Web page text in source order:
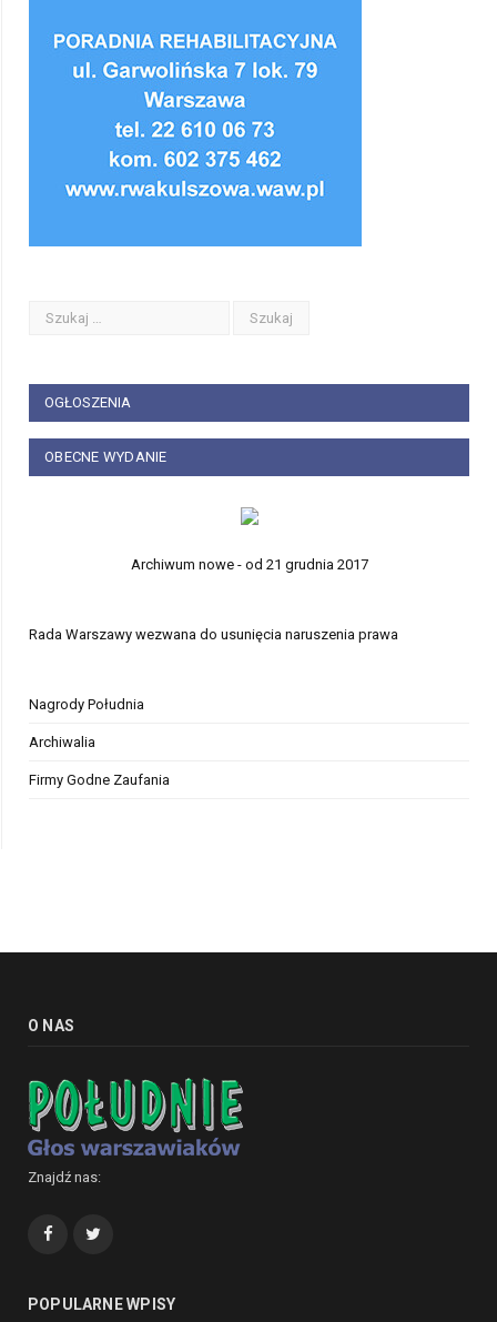
OGŁOSZENIA
OBECNE WYDANIE
Archiwum nowe - od 21 grudnia 2017
Rada Warszawy wezwana do usunięcia naruszenia prawa
Nagrody Południa
Archiwalia
Firmy Godne Zaufania
O NAS
Znajdź nas:
Facebook
POPULARNE WPISY